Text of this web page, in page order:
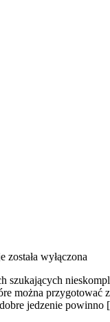
została wyłączona
można
dobre jedzenie